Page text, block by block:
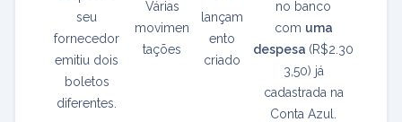
seu
fornecedor
emitiu dois
boletos
diferentes.
Várias
movimen
tações
lançam
ento
criado
no banco
com uma
despesa (R$2.30
3,50) já
cadastrada na
Conta Azul.